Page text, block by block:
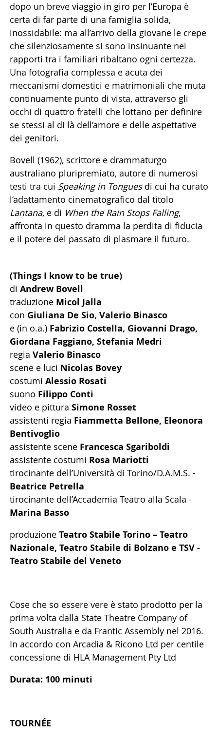
dopo un breve viaggio in giro per l’Europa è
certa di far parte di una famiglia solida,
inossidabile: ma all’arrivo della giovane le crepe
che silenziosamente si sono insinuante nei
rapporti tra i familiari ribaltano ogni certezza.
Una fotografia complessa e acuta dei
meccanismi domestici e matrimoniali che muta
continuamente punto di vista, attraverso gli
occhi di quattro fratelli che lottano per definire
se stessi al di là dell’amore e delle aspettative
dei genitori.
Bovell (1962), scrittore e drammaturgo
australiano pluripremiato, autore di numerosi
testi tra cui Speaking in Tonguesdi cui ha curato
l’adattamento cinematografico dal titolo
Lantana, e di When the Rain Stops Falling,
affronta in questo dramma la perdita di fiducia
e il potere del passato di plasmare il futuro.
(Things I know to be true)
di Andrew Bovell
traduzione Micol Jalla
con Giuliana De Sio, Valerio Binasco
e (in o.a.) Fabrizio Costella, Giovanni Drago,
Giordana Faggiano, Stefania Medri
regia Valerio Binasco
scene e luci Nicolas Bovey
costumi Alessio Rosati
suono Filippo Conti
video e pittura Simone Rosset
assistenti regia Fiammetta Bellone, Eleonora
Bentivoglio
assistente scene Francesca Sgariboldi
assistente costumi Rosa Mariotti
tirocinante dell’Università di Torino/D.A.M.S. -
Beatrice Petrella
tirocinante dell’Accademia Teatro alla Scala -
Marina Basso
produzione Teatro Stabile Torino – Teatro
Nazionale, Teatro Stabile di Bolzano e TSV -
Teatro Stabile del Veneto
Cose che so essere vere è stato prodotto per la
prima volta dalla State Theatre Company of
South Australia e da Frantic Assembly nel 2016.
In accordo con Arcadia & Ricono Ltd per centile
concessione di HLA Management Pty Ltd
Durata: 100 minuti
TOURNÉE